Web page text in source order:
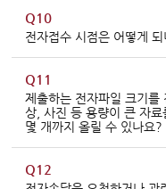
Q10
전자접수 시점은 어떻게 되
Q11
제출하는 전자파일 크기
상, 사진 등 용량이 큰 자
몇 개까지 올릴 수 있나요?
Q12